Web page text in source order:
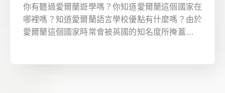
你有聽過愛爾蘭遊學嗎？你知道愛爾蘭這個國家在
哪裡嗎？知道愛爾蘭語言學校優點有什麼嗎？由於
愛爾蘭這個國家時常會被英國的知名度所掩蓋，所